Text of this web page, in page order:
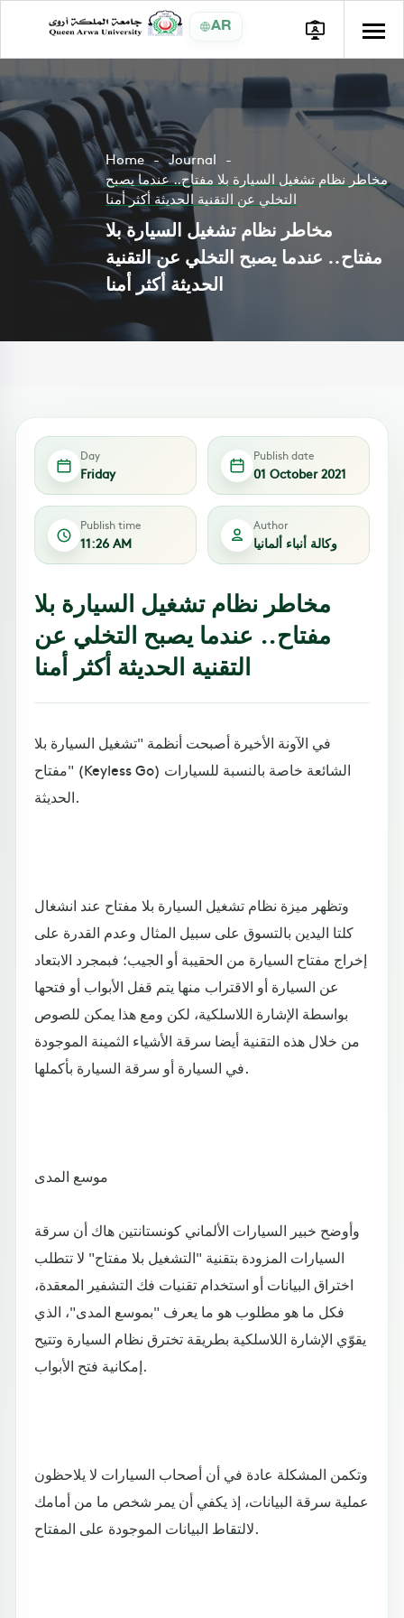
AR
Home
Journal
مخاطر نظام تشغيل السيارة بلا مفتاح.. عندما يصبح
التخلي عن التقنية الحديثة أكثر أمنا
مخاطر نظام تشغيل السيارة بلا
مفتاح.. عندما يصبح التخلي عن التقنية
الحديثة أكثر أمنا
Day
Friday
Publish date
01 October 2021
Publish time
11:26 AM
Author
وكالة أنباء ألمانيا
مخاطر نظام تشغيل السيارة بلا
مفتاح.. عندما يصبح التخلي عن
التقنية الحديثة أكثر أمنا
في الآونة الأخيرة أصبحت أنظمة "تشغيل السيارة بلا
مفتاح" (Keyless Go) الشائعة خاصة بالنسبة للسيارات
الحديثة.
وتظهر ميزة نظام تشغيل السيارة بلا مفتاح عند انشغال
كلتا اليدين بالتسوق على سبيل المثال وعدم القدرة على
إخراج مفتاح السيارة من الحقيبة أو الجيب؛ فبمجرد الابتعاد
عن السيارة أو الاقتراب منها يتم قفل الأبواب أو فتحها
بواسطة الإشارة اللاسلكية، لكن ومع هذا يمكن للصوص
من خلال هذه التقنية أيضا سرقة الأشياء الثمينة الموجودة
في السيارة أو سرقة السيارة بأكملها.
موسع المدى
وأوضح خبير السيارات الألماني كونستانتين هاك أن سرقة
السيارات المزودة بتقنية "التشغيل بلا مفتاح" لا تتطلب
اختراق البيانات أو استخدام تقنيات فك التشفير المعقدة،
فكل ما هو مطلوب هو ما يعرف "بموسع المدى"، الذي
يقوّي الإشارة اللاسلكية بطريقة تخترق نظام السيارة وتتيح
إمكانية فتح الأبواب.
وتكمن المشكلة عادة في أن أصحاب السيارات لا يلاحظون
عملية سرقة البيانات، إذ يكفي أن يمر شخص ما من أمامك
لالتقاط البيانات الموجودة على المفتاح.